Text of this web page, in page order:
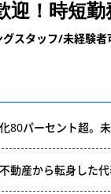
迎！時短
スタッフ/未経験者
化80パーセント超。
不動産から転身した